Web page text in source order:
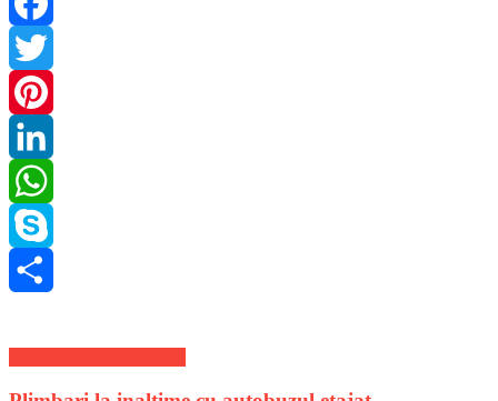
Facebook
Twitter
Pinterest
LinkedIn
WhatsApp
Skype